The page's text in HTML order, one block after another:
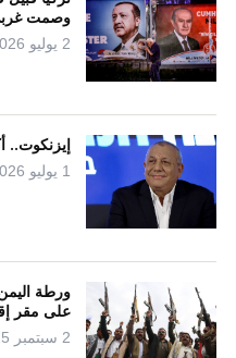
وصمت
2 يوليو 2026
إيزنكوت..
1 يوليو 2026
ورطة
على مقر
2 سبتمبر 2025